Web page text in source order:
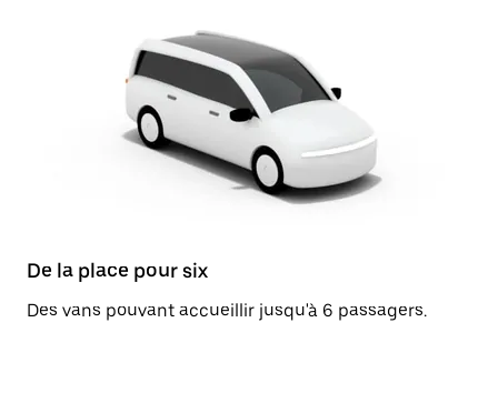
De la place pour six
Des vans pouvant accueillir jusqu'à 6 passagers.